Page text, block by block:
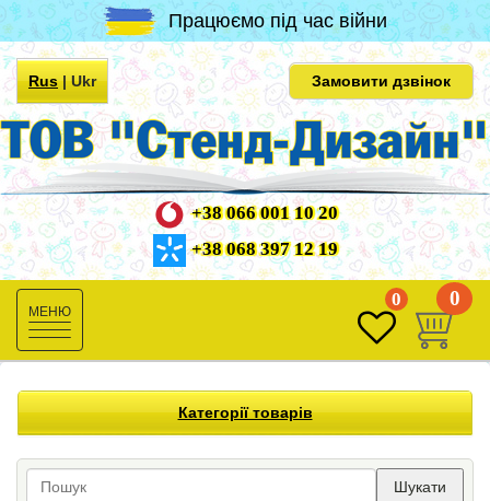
Працюємо під час війни
Rus|Ukr Замовити дзвінок
+38 066 001 10 20
+38 068 397 12 19
Toggle
navigation
0 0
Категорії товарів
Шукати